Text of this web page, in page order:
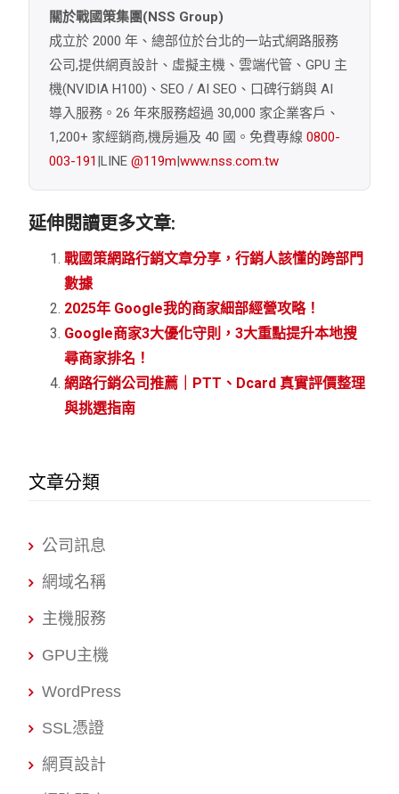
關於戰國策集團(NSS Group)
成立於 2000 年、總部位於台北的一站式網路服務
公司,提供網頁設計、虛擬主機、雲端代管、GPU 主
機(NVIDIA H100)、SEO / AI SEO、口碑行銷與 AI
導入服務。26 年來服務超過 30,000 家企業客戶、
1,200+ 家經銷商,機房遍及 40 國。免費專線0800-
003-191 |LINE@119m |www.nss.com.tw
延伸閱讀更多文章:
戰國策網路行銷文章分享，行銷人該懂的跨部門
數據
2025年 Google我的商家細部經營攻略！
Google商家3大優化守則，3大重點提升本地搜
尋商家排名！
網路行銷公司推薦｜PTT、Dcard 真實評價整理
與挑選指南
文章分類
公司訊息
網域名稱
主機服務
GPU主機
WordPress
SSL憑證
網頁設計